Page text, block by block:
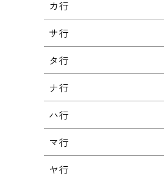
カ行
サ行
タ行
ナ行
ハ行
マ行
ヤ行